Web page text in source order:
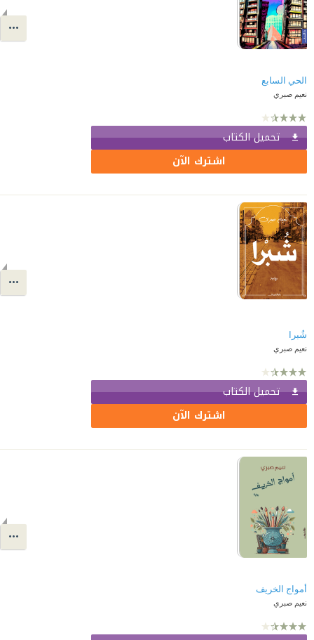
الحي السابع
نعيم صبري
تحميل الكتاب
اشترك الآن
شُبرا
نعيم صبري
تحميل الكتاب
اشترك الآن
أمواج الخريف
نعيم صبري